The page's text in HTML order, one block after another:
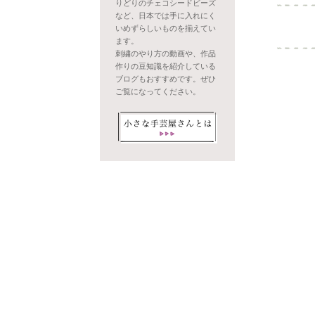
りどりのチェコシードビーズ
など、日本では手に入れにく
いめずらしいものを揃えてい
ます。
刺繍のやり方の動画や、作品
作りの豆知識を紹介している
ブログもおすすめです。ぜひ
ご覧になってください。